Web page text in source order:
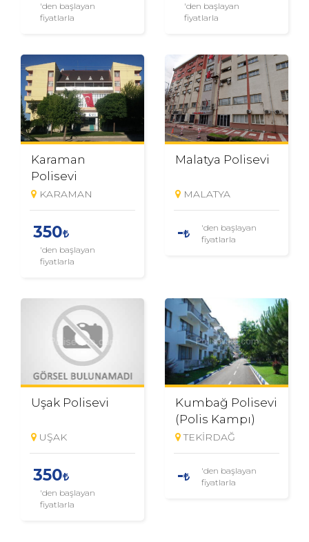
'den başlayan
fiyatlarla
'den başlayan
fiyatlarla
Karaman
Polisevi
KARAMAN
350
'den başlayan
fiyatlarla
Malatya Polisevi
MALATYA
-
'den başlayan
fiyatlarla
Uşak Polisevi
UŞAK
350
'den başlayan
fiyatlarla
Kumbağ Polisevi
(Polis Kampı)
TEKİRDAĞ
-
'den başlayan
fiyatlarla